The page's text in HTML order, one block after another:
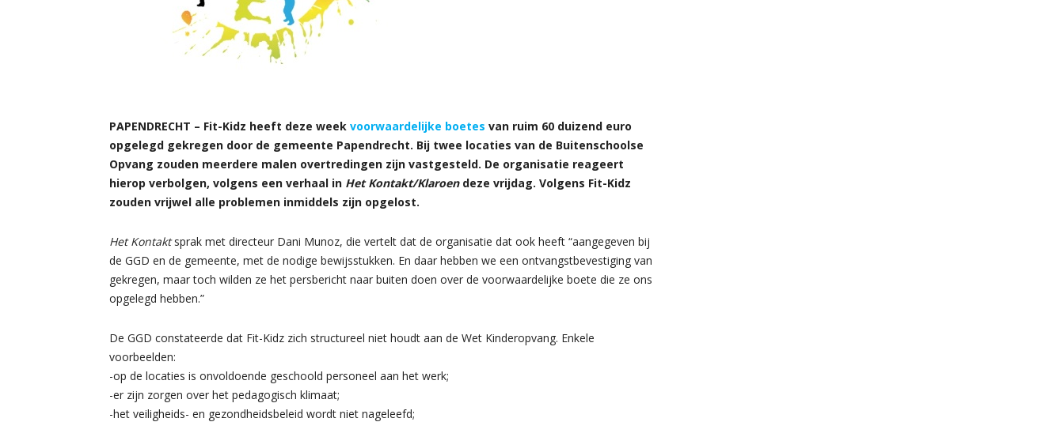
PAPENDRECHT – Fit-Kidz heeft deze week voorwaardelijke boetes van ruim 60 duizend euro
opgelegd gekregen door de gemeente Papendrecht. Bij twee locaties van de Buitenschoolse
Opvang zouden meerdere malen overtredingen zijn vastgesteld. De organisatie reageert
hierop verbolgen, volgens een verhaal in Het Kontakt/Klaroendeze vrijdag. Volgens Fit-Kidz
zouden vrijwel alle problemen inmiddels zijn opgelost.
Het Kontaktsprak met directeur Dani Munoz, die vertelt dat de organisatie dat ook heeft “aangegeven bij
de GGD en de gemeente, met de nodige bewijsstukken. En daar hebben we een ontvangstbevestiging van
gekregen, maar toch wilden ze het persbericht naar buiten doen over de voorwaardelijke boete die ze ons
opgelegd hebben.”
De GGD constateerde dat Fit-Kidz zich structureel niet houdt aan de Wet Kinderopvang. Enkele
voorbeelden:
-op de locaties is onvoldoende geschoold personeel aan het werk;
-er zijn zorgen over het pedagogisch klimaat;
-het veiligheids- en gezondheidsbeleid wordt niet nageleefd;